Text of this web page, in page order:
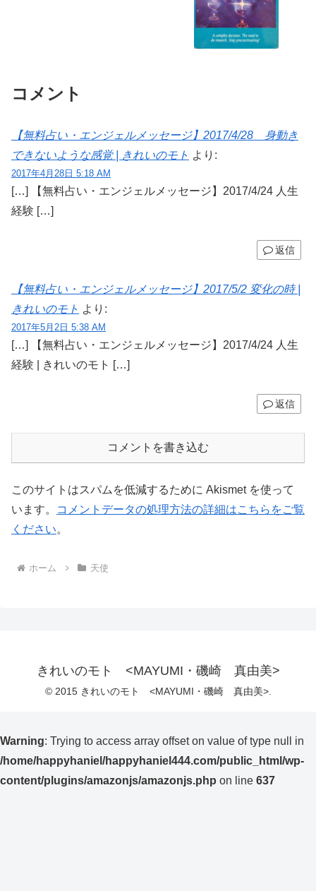
コメント
【無料占い・エンジェルメッセージ】2017/4/28 身動き
できないような感覚 | きれいのモト より:
2017年4月28日 5:18 AM
[…] 【無料占い・エンジェルメッセージ】2017/4/24 人生
経験 […]
返信
【無料占い・エンジェルメッセージ】2017/5/2 変化の時 |
きれいのモト より:
2017年5月2日 5:38 AM
[…] 【無料占い・エンジェルメッセージ】2017/4/24 人生
経験 | きれいのモト […]
返信
コメントを書き込む
このサイトはスパムを低減するために Akismet を使って
います。
コメントデータの処理方法の詳細はこちらをご覧
ください。
ホーム 天使
きれいのモト <MAYUMI・磯崎 真由美>
© 2015 きれいのモト <MAYUMI・磯崎 真由美>.
Warning: Trying to access array offset on value of type null in
/home/happyhaniel/happyhaniel444.com/public_html/wp-
content/plugins/amazonjs/amazonjs.php on line 637